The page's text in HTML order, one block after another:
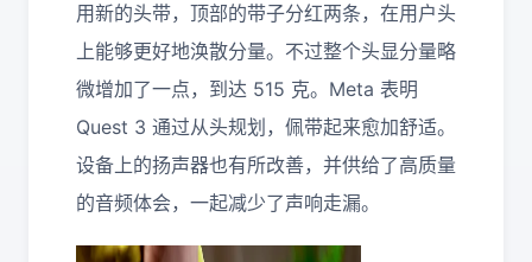
用新的头带，顶部的带子分红两条，在用户头
上能够更好地涣散分量。不过整个头显分量略
微增加了一点，到达 515 克。Meta 表明
Quest 3 通过从头规划，佩带起来愈加舒适。
设备上的扬声器也有所改善，并供给了高质量
的音频体会，一起减少了声响走漏。